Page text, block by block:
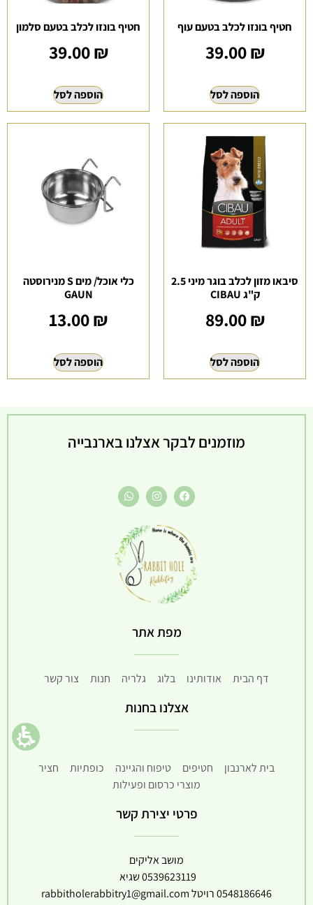
חטיף בונזו לכלב בטעם עוף
39.00₪
הוספה לסל
חטיף בונזו לכלב בטעם סלמון
39.00₪
הוספה לסל
סיבאו מזון לכלב בוגר מיני 2.5
ק"ג CIBAU
89.00₪
הוספה לסל
כלי אוכל/ מים S מנירוסטה
GAUN
13.00₪
הוספה לסל
מוזמנים לבקר אצלנו בארנבייה
מפת אתר
דף הבית אודותינו בלוג גלריה חנות צור קשר
אצלנו בחנות
בית לארנבון חטיפים טיפוח והגיינה כופתיות
חציר
מוצרי כרסום ופעילות
פרטי יצירת קשר
מושב אליקים
0539623119שגיא
0548186646רויטלrabbitholerabbitry1@gmail.com